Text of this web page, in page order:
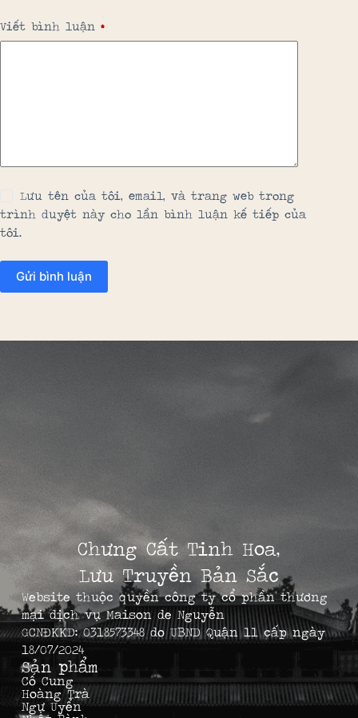
Viết bình luận *
Lưu tên của tôi, email, và trang web trong
trình duyệt này cho lần bình luận kế tiếp của
tôi.
Gửi bình luận
Chưng Cất Tinh Hoa,
Lưu Truyền Bản Sắc
Website thuộc quyền công ty cổ phần thương
mại dịch vụ Maison de Nguyễn
GCNĐKKD: 0318573348 do UBND Quận 11 cấp ngày
18/07/2024
Sản phẩm
Cố Cung
Hoàng Trà
Ngự Uyển